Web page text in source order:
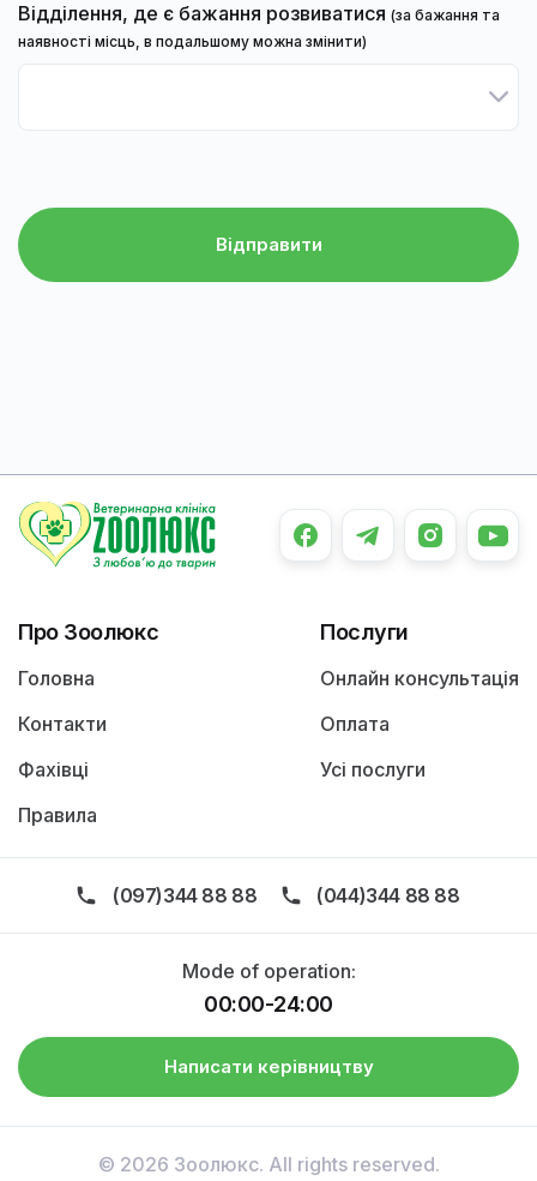
Відділення, де є бажання розвиватися (за бажання та
наявності місць, в подальшому можна змінити)
Відправити
Про Зоолюкс
Головна
Контакти
Фахівці
Правила
Послуги
Онлайн консультація
Оплата
Усі послуги
(097)344 88 88 (044)344 88 88
Mode of operation:
00:00-24:00
Написати керівництву
© 2026 Зоолюкс. All rights reserved.